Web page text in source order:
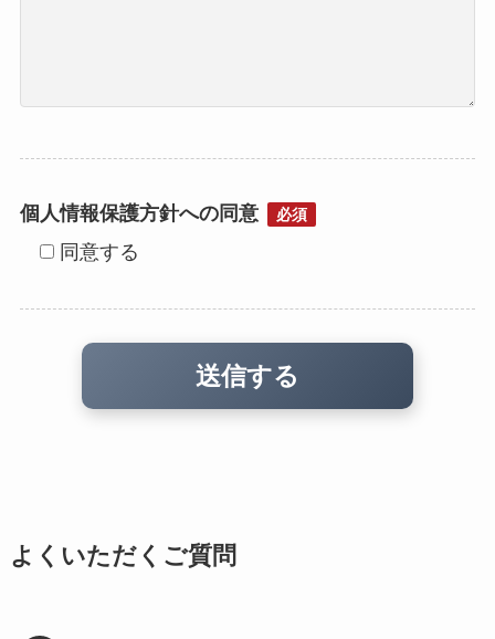
個人情報保護方針への同意 必須
同意する
よくいただくご質問